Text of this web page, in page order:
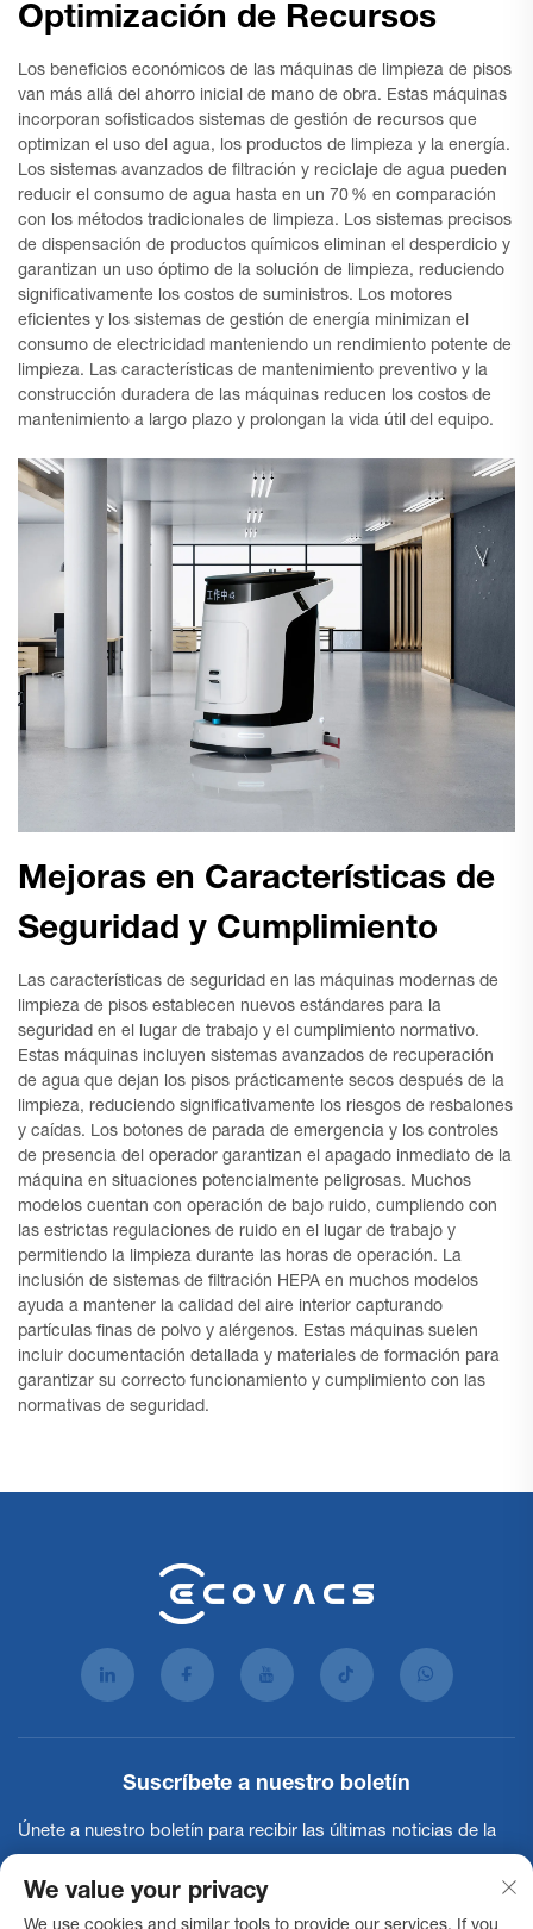
Optimización de Recursos
Los beneficios económicos de las máquinas de limpieza de pisos
van más allá del ahorro inicial de mano de obra. Estas máquinas
incorporan sofisticados sistemas de gestión de recursos que
optimizan el uso del agua, los productos de limpieza y la energía.
Los sistemas avanzados de filtración y reciclaje de agua pueden
reducir el consumo de agua hasta en un 70 % en comparación
con los métodos tradicionales de limpieza. Los sistemas precisos
de dispensación de productos químicos eliminan el desperdicio y
garantizan un uso óptimo de la solución de limpieza, reduciendo
significativamente los costos de suministros. Los motores
eficientes y los sistemas de gestión de energía minimizan el
consumo de electricidad manteniendo un rendimiento potente de
limpieza. Las características de mantenimiento preventivo y la
construcción duradera de las máquinas reducen los costos de
mantenimiento a largo plazo y prolongan la vida útil del equipo.
Mejoras en Características de
Seguridad y Cumplimiento
Las características de seguridad en las máquinas modernas de
limpieza de pisos establecen nuevos estándares para la
seguridad en el lugar de trabajo y el cumplimiento normativo.
Estas máquinas incluyen sistemas avanzados de recuperación
de agua que dejan los pisos prácticamente secos después de la
limpieza, reduciendo significativamente los riesgos de resbalones
y caídas. Los botones de parada de emergencia y los controles
de presencia del operador garantizan el apagado inmediato de la
máquina en situaciones potencialmente peligrosas. Muchos
modelos cuentan con operación de bajo ruido, cumpliendo con
las estrictas regulaciones de ruido en el lugar de trabajo y
permitiendo la limpieza durante las horas de operación. La
inclusión de sistemas de filtración HEPA en muchos modelos
ayuda a mantener la calidad del aire interior capturando
partículas finas de polvo y alérgenos. Estas máquinas suelen
incluir documentación detallada y materiales de formación para
garantizar su correcto funcionamiento y cumplimiento con las
normativas de seguridad.
Suscríbete a nuestro boletín
Únete a nuestro boletín para recibir las últimas noticias de la
We value your privacy